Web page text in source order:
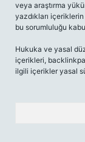
veya araştırma
yazdıkları
bu sorumluluğu
Hukuka ve yasal
içerikleri,
ilgili içerikler yasal